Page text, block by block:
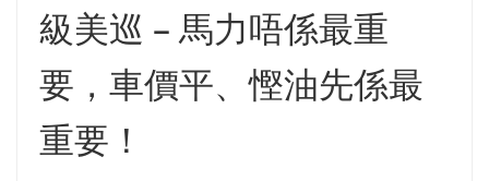
級美巡 – 馬力唔係最重
要，車價平、慳油先係最
重要！